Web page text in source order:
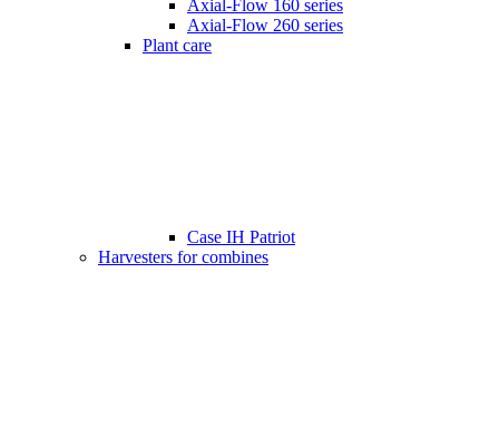
Axial-Flow 160 series
Axial-Flow 260 series
Plant care
Case IH Patriot
Harvesters for combines